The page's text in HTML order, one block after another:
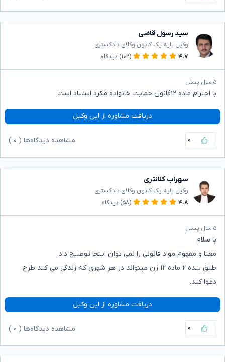
سید رسول قاضی
وکیل پایه یک کانون وکلای دادگستری
۴.۷
(۱۰۲) دیدگاه
۵ سال پیش
با احترام ماده ۱۲قانون حمایت خانواده مکرد استناد است
دریافت مشاوره از این وکیل
۰ مشاهده دیدگاه‌ها ( ۰
سهراب کلانتری
وکیل پایه یک کانون وکلای دادگستری
۴.۸
(۵۸) دیدگاه
۵ سال پیش
با سلام
معنا و مفهوم مواد قانونی را نمی توان اینجا توضیح داد.
طبق بنده ۲ ماده ۱۲ زن میتواند در هر شهری که زندگی می کند طرح
دعوا کند.
دریافت مشاوره از این وکیل
۰ مشاهده دیدگاه‌ها ( ۰